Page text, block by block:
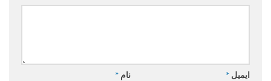
نام * ایمیل *